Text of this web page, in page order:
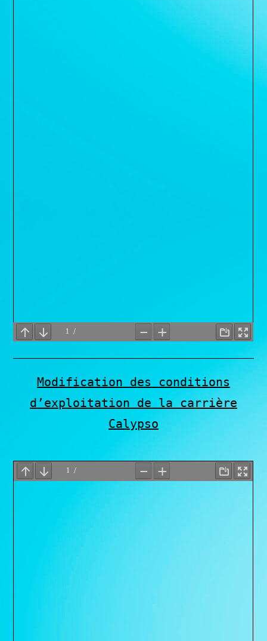
Modification des conditions
d’exploitation de la carrière
Calypso